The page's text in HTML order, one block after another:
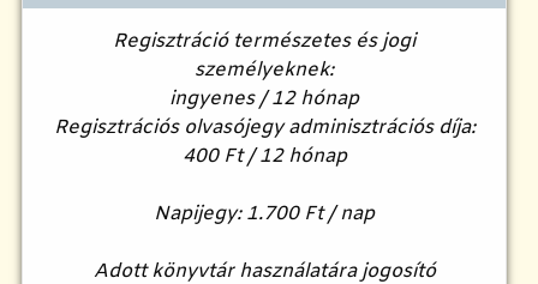
Regisztráció természetes és jogi
személyeknek:
ingyenes / 12 hónap
Regisztrációs olvasójegy adminisztrációs díja:
400 Ft / 12 hónap
Napijegy: 1.700 Ft / nap
Adott könyvtár használatára jogosító